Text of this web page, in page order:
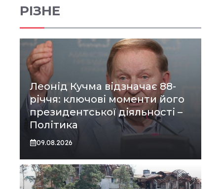
РІЗНЕ
Леонід Кучма відзначає 88-
річчя: ключові моменти його
президентської діяльності –
Політика
09.08.2026